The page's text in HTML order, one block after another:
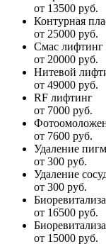
от 13500 руб.
Контурная
от 25000 руб.
Смас лифтинг
от 20000 руб.
Нитевой
от 49000 руб.
RF лифтинг
от 7000 руб.
от 7600 руб.
Удаление
от 300 руб.
Удаление
от 300 руб.
от 16500 руб.
от 15000 руб.